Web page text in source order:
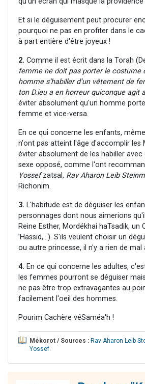
Et si le déguisement peut procurer
pourquoi ne pas en profiter dans le
à part entière d'être joyeux !
2. Comme il est écrit dans la Torah
femme ne doit pas porter le costume
homme s’habiller d’un vêtement de
ton D.ieu a en horreur quiconque agit
éviter absolument qu'un homme
femme et vice-versa.
En ce qui concerne les enfants,
n'ont pas atteint l'âge d'accomplir les
éviter absolument de les habiller
sexe opposé, comme l'ont
Yossefzatsal, Rav Aharon Leib
Richonim.
3. L'habitude est de déguiser les
personnages dont nous aimerions
Reine Esther, Mordékhai haTsadik, un
'Hassid,...). S'ils veulent choisir un
ou autre princesse, il n'y a rien de mal
4. En ce qui concerne les adultes,
les femmes pourront se déguiser
ne pas être trop extravagantes au
facilement l'oeil des hommes.
Pourim Cachère véSaméa'h !
Mékorot / Sources : Rav Aharon Leib
Yossef.